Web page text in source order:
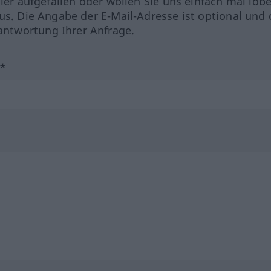
Die Angabe der E-Mail-Adresse ist optional und
Ihrer Anfrage.